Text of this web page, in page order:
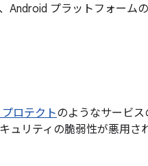
Android プラットフォーム
ロテクトのようなサービス
ュリティの脆弱性が悪用さ